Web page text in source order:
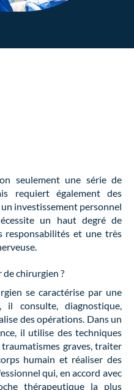
seulement une série de
requiert également des
investissement personnel
un haut degré de
responsabilités et une très
chirurgien ?
se caractérise par une
consulte, diagnostique,
des opérations. Dans un
il utilise des techniques
graves, traiter
humain et réaliser des
qui, en accord avec
thérapeutique la plus